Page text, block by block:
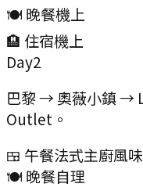
🍽️ 晚餐機上
🏨 住宿機上
Day2
巴黎 → 奧薇小鎮 →
Outlet。
🍱 午餐法式主廚風味
🍽️ 晚餐自理